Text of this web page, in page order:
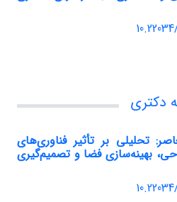
دکتری
تحلیلی بر تأثیر فناوری‌های
بهینه‌سازی فضا و تصمیم‌گیری